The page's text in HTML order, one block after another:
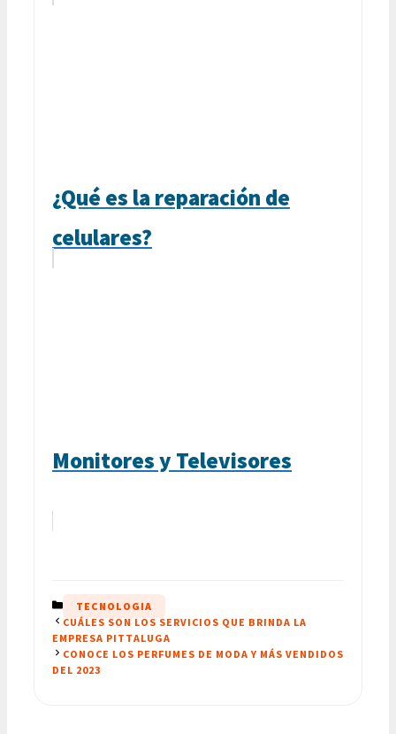
¿Qué es la reparación de
celulares?
Monitores y Televisores
CATEGORÍAS
TECNOLOGIA
CUÁLES SON LOS SERVICIOS QUE BRINDA LA
EMPRESA PITTALUGA
CONOCE LOS PERFUMES DE MODA Y MÁS VENDIDOS
DEL 2023